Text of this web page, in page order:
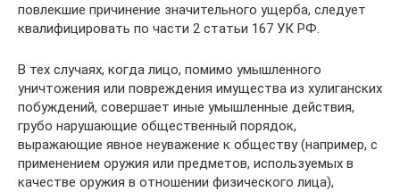
повлекшие причинение значительного ущерба, следует
квалифицировать по части 2 статьи 167 УК РФ.
В тех случаях, когда лицо, помимо умышленного
уничтожения или повреждения имущества из хулиганских
побуждений, совершает иные умышленные действия,
грубо нарушающие общественный порядок,
выражающие явное неуважение к обществу (например, с
применением оружия или предметов, используемых в
качестве оружия в отношении физического лица),